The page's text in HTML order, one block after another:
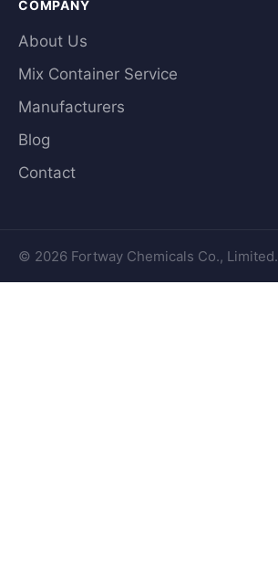
COMPANY
About Us
Mix Container Service
Manufacturers
Blog
Contact
© 2026 Fortway Chemicals Co., Limited.